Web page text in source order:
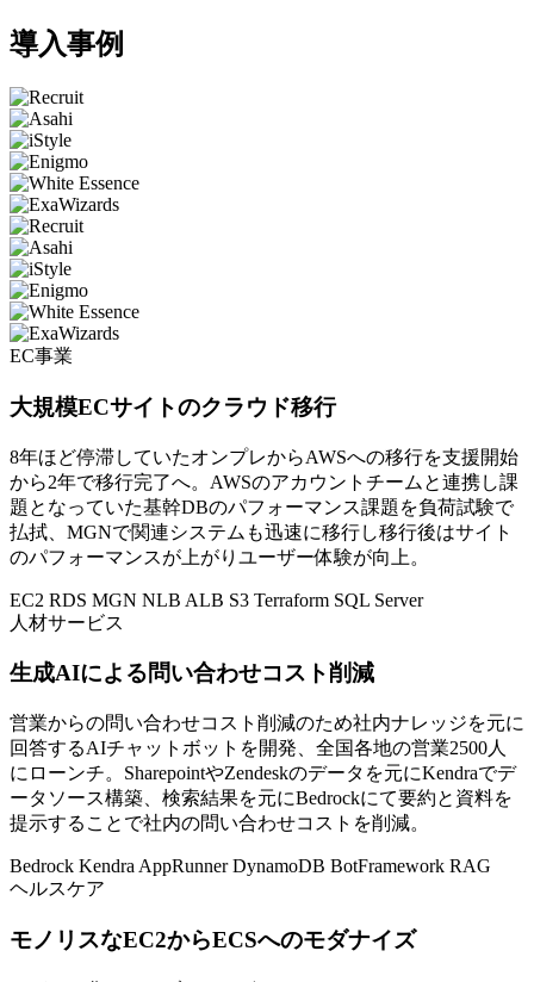
導入事例
EC事業
大規模ECサイトのクラウド移行
8年ほど停滞していたオンプレからAWSへの移行を支援開始
から2年で移行完了へ。AWSのアカウントチームと連携し課
題となっていた基幹DBのパフォーマンス課題を負荷試験で
払拭、MGNで関連システムも迅速に移行し移行後はサイト
のパフォーマンスが上がりユーザー体験が向上。
EC2 RDS MGN NLB ALB S3 Terraform SQL Server
人材サービス
生成AIによる問い合わせコスト削減
営業からの問い合わせコスト削減のため社内ナレッジを元に
回答するAIチャットボットを開発、全国各地の営業2500人
にローンチ。SharepointやZendeskのデータを元にKendraでデ
ータソース構築、検索結果を元にBedrockにて要約と資料を
提示することで社内の問い合わせコストを削減。
Bedrock Kendra AppRunner DynamoDB BotFramework RAG
ヘルスケア
モノリスなEC2からECSへのモダナイズ